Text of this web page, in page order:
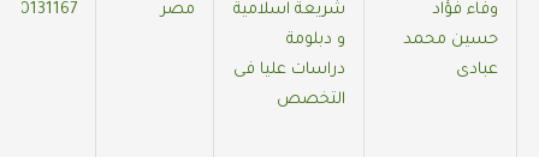
وفاء فؤاد
حسين محمد
عبادى
شريعة اسلامية
و دبلومة
دراسات عليا فى
التخصص
مصر